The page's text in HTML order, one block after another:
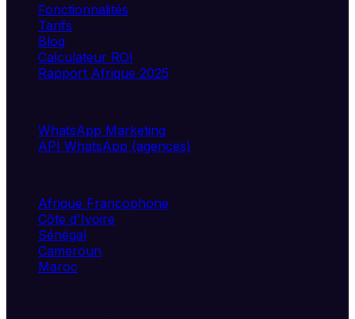
Fonctionnalités
Tarifs
Blog
Calculateur ROI
Rapport Afrique 2025
WhatsApp Marketing
API WhatsApp (agences)
Afrique Francophone
Côte d'Ivoire
Sénégal
Cameroun
Maroc